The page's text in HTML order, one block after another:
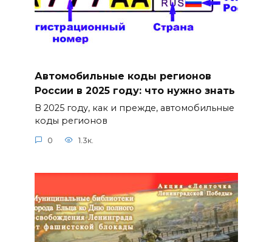
Автомобильные коды регионов
России в 2025 году: что нужно знать
В 2025 году, как и прежде, автомобильные
коды регионов
0 1.3к.